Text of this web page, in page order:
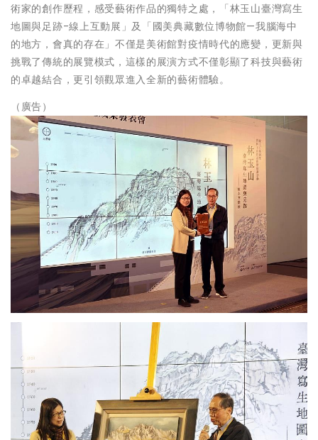
術家的創作歷程，感受藝術作品的獨特之處，「林玉山臺灣寫生
地圖與足跡-線上互動展」及「國美典藏數位博物館—我腦海中
的地方，會真的存在」不僅是美術館對疫情時代的應變，更新與
挑戰了傳統的展覽模式，這樣的展演方式不僅彰顯了科技與藝術
的卓越結合，更引領觀眾進入全新的藝術體驗。
（廣告）